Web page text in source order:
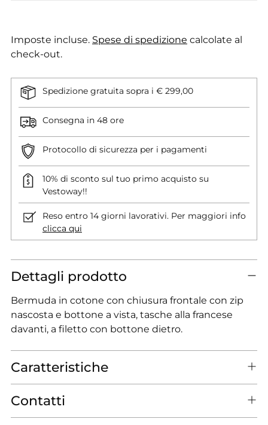
Imposte incluse. Spese di spedizione calcolate al
check-out.
Spedizione gratuita sopra i € 299,00
Consegna in 48 ore
Protocollo di sicurezza per i pagamenti
10% di sconto sul tuo primo acquisto su
Vestoway!!
Reso entro 14 giorni lavorativi. Per maggiori info
clicca qui
Dettagli prodotto
Bermuda in cotone con chiusura frontale con zip
nascosta e bottone a vista, tasche alla francese
davanti, a filetto con bottone dietro.
Caratteristiche
Contatti